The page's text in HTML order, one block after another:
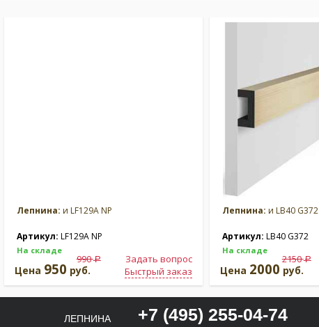
Лепнина: и LF129A NP
Артикул: LF129A NP
На складе
Задать вопрос
Быстрый заказ
Цена 950 руб.
990a
Лепнина: и LB40 G372
Артикул: LB40 G372
На складе
Цена 2000 руб.
2150a
ЛЕПНИНА +7 (495) 255-04-74